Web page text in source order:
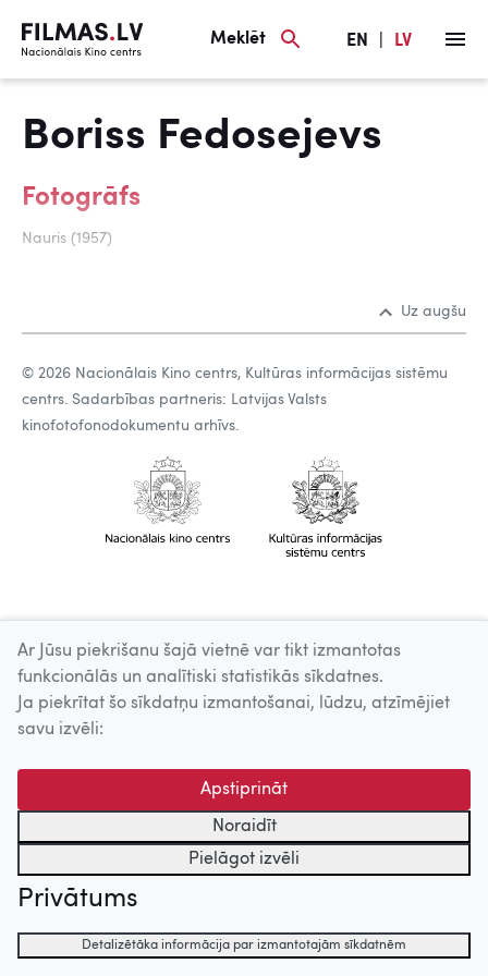
Meklēt EN LV
Boriss Fedosejevs
Fotogrāfs
Nauris (1957)
Uz augšu
© 2026 Nacionālais Kino centrs, Kultūras informācijas sistēmu
centrs. Sadarbības partneris: Latvijas Valsts
kinofotofonodokumentu arhīvs.
Ar Jūsu piekrišanu šajā vietnē var tikt izmantotas
funkcionālās un analītiski statistikās sīkdatnes.
Ja piekrītat šo sīkdatņu izmantošanai, lūdzu, atzīmējiet
savu izvēli:
Apstiprināt
Noraidīt
Pielāgot izvēli
Privātums
Detalizētāka informācija par izmantotajām sīkdatnēm